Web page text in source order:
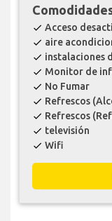
check Acceso
check aire
check instalaciones
check Monitor de
check No Fumar
check Refrescos
check Refrescos
check televisión
check Wifi